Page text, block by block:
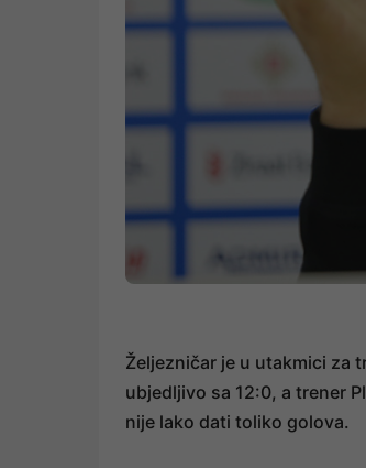
Željezničar je u utakmici za
ubjedljivo sa 12:0, a trener
nije lako dati toliko golova.